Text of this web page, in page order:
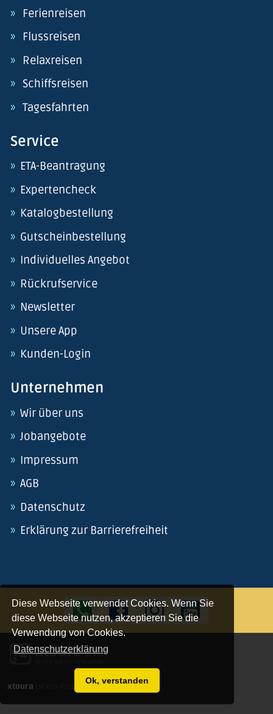
Diese Webseite verwendet Cookies. Wenn Sie
diese Webseite nutzen, akzeptieren Sie die
Verwendung von Cookies.
Datenschutzerklärung
Ok, verstanden
Ferienreisen
Flussreisen
Relaxreisen
Schiffsreisen
Tagesfahrten
Service
ETA-Beantragung
Expertencheck
Katalogbestellung
Gutscheinbestellung
Individuelles Angebot
Rückrufservice
Newsletter
Unsere App
Kunden-Login
Unternehmen
Wir über uns
Jobangebote
Impressum
AGB
Datenschutz
Erklärung zur Barrierefreiheit
xtoura ist ein Produkt vonsatzart© 2026